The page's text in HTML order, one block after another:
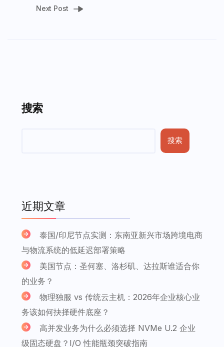
Next Post
搜索
搜索
近期文章
泰国/印尼节点实测：东南亚新兴市场跨境电商
与物流系统的低延迟部署策略
美国节点：圣何塞、洛杉矶、达拉斯谁适合你
的业务？
物理独服 vs 传统云主机：2026年企业核心业
务该如何抉择硬件底座？
高并发业务为什么必须选择 NVMe U.2 企业
级固态硬盘？I/O 性能瓶颈突破指南